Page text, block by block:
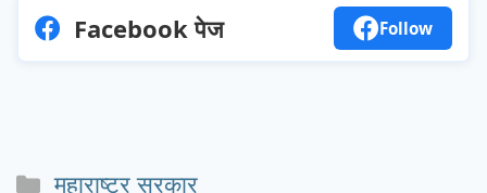
Facebook पेज Follow
Categories
महाराष्ट्र सरकार